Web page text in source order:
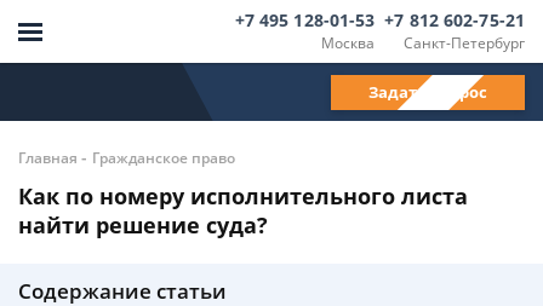
Москва
+7 495 128-01-53
Санкт-Петербург
+7 812 602-75-21
Задать вопрос
Главная - Гражданское право
Как по номеру исполнительного листа
найти решение суда?
Содержание статьи